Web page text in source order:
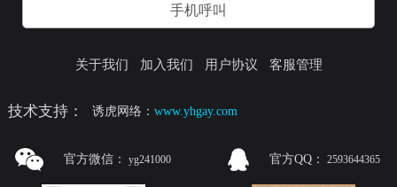
手机呼叫
关于我们 加入我们 用户协议 客服管理
技术支持： 诱虎网络：www.yhgay.com
官方微信： yg241000 官方QQ： 2593644365